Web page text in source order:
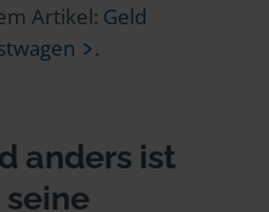
Artikel: Geld
.
anders ist